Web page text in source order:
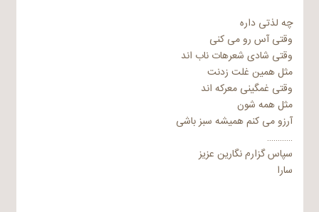
چه لذتی داره
وقتی آس رو می کنی
وقتی شادی شعرهات ناب اند
مثل همین غلت زدنت
وقتی غمگینی معرکه اند
مثل همه شون
آرزو می کنم همیشه سبز باشی
…………
سپاس گزارم نگارین عزیز
سارا